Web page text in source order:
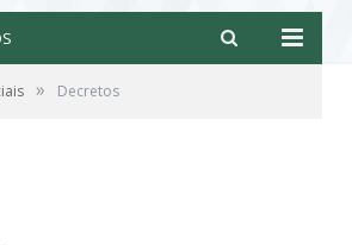
» Decretos